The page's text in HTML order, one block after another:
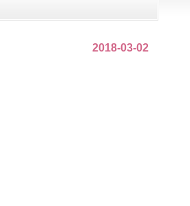
2018-03-02